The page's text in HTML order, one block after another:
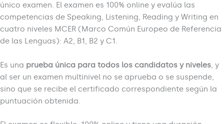
único examen. El examen es 100% online y evalúa las
competencias de Speaking, Listening, Reading y Writing en
cuatro niveles MCER (Marco Común Europeo de Referencia
de las Lenguas): A2, B1, B2 y C1.
Es una prueba única para todos los candidatos y niveles, y
al ser un examen multinivel no se aprueba o se suspende,
sino que se recibe el certificado correspondiente según la
puntuación obtenida.